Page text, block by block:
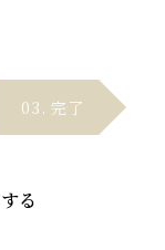
03. 完 了
る